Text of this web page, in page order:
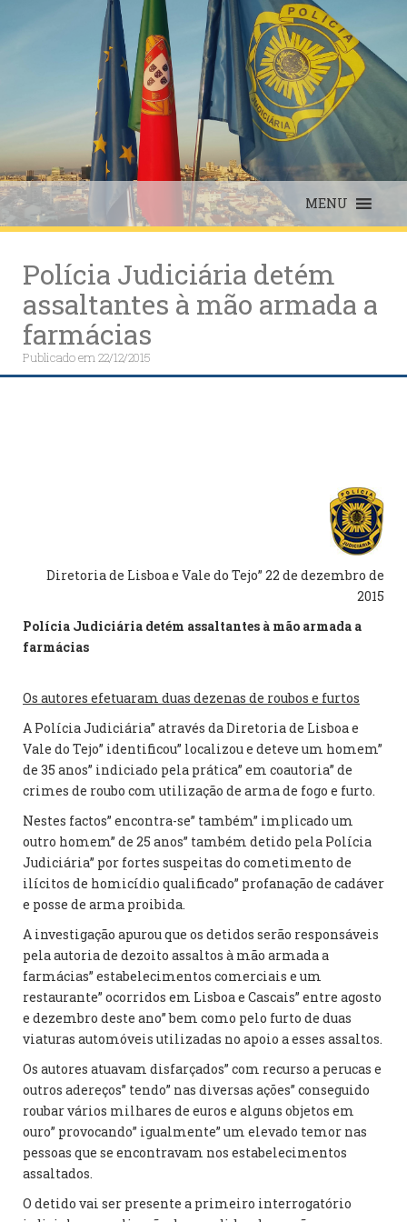
MENU
Polícia Judiciária detém
assaltantes à mão armada a
farmácias
Publicado em22/12/2015
Diretoria de Lisboa e Vale do Tejo” 22 de dezembro de
2015
Polícia Judiciária detém assaltantes à mão armada a
farmácias
Os autores efetuaram duas dezenas de roubos e furtos
A Polícia Judiciária” através da Diretoria de Lisboa e
Vale do Tejo” identificou” localizou e deteve um homem”
de 35 anos” indiciado pela prática” em coautoria” de
crimes de roubo com utilização de arma de fogo e furto.
Nestes factos” encontra-se” também” implicado um
outro homem” de 25 anos” também detido pela Polícia
Judiciária” por fortes suspeitas do cometimento de
ilícitos de homicídio qualificado” profanação de cadáver
e posse de arma proibida.
A investigação apurou que os detidos serão responsáveis
pela autoria de dezoito assaltos à mão armada a
farmácias” estabelecimentos comerciais e um
restaurante” ocorridos em Lisboa e Cascais” entre agosto
e dezembro deste ano” bem como pelo furto de duas
viaturas automóveis utilizadas no apoio a esses assaltos.
Os autores atuavam disfarçados” com recurso a perucas e
outros adereços” tendo” nas diversas ações” conseguido
roubar vários milhares de euros e alguns objetos em
ouro” provocando” igualmente” um elevado temor nas
pessoas que se encontravam nos estabelecimentos
assaltados.
O detido vai ser presente a primeiro interrogatório